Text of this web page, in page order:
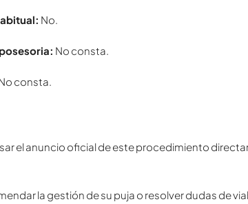
No.
No consta.
consta.
el anuncio oficial de este procedimiento
la gestión de su puja o resolver dudas de